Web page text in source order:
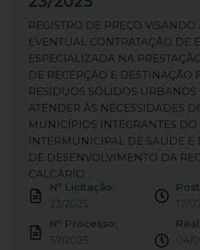
REGISTRO DE PREÇO
EVENTUAL CONTRATAÇÃO DE
ESPECIALIZADA NA
DE RECEPÇÃO E DESTINAÇÃO
RESÍDUOS SÓLIDOS URBANOS
ATENDER ÀS NECESSIDADES
MUNICÍPIOS INTEGRANTES DO
INTERMUNICIPAL DE SAÚDE E
DE DESENVOLVIMENTO DA
CALCÁRIO…
Nº Licitação:
23/2025
Nº Processo:
57/2025
17/
04/